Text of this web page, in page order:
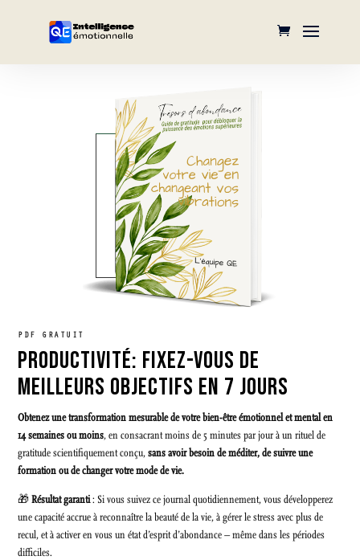
PDF GRATUIT
PRODUCTIVITÉ: FIXEZ-VOUS DE
MEILLEURS OBJECTIFS EN 7 JOURS
Obtenez une transformation mesurable de votre bien-être émotionnel et mental en
14 semaines ou moins, en consacrant moins de 5 minutes par jour à un rituel de
gratitude scientifiquement conçu,sans avoir besoin de méditer, de suivre une
formation ou de changer votre mode de vie.
🎁Résultat garanti: Si vous suivez ce journal quotidiennement, vous développerez
une capacité accrue à reconnaître la beauté de la vie, à gérer le stress avec plus de
recul, et à activer en vous un état d’esprit d’abondance – même dans les périodes
difficiles.